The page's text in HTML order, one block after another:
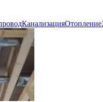
КанализацияОтопление